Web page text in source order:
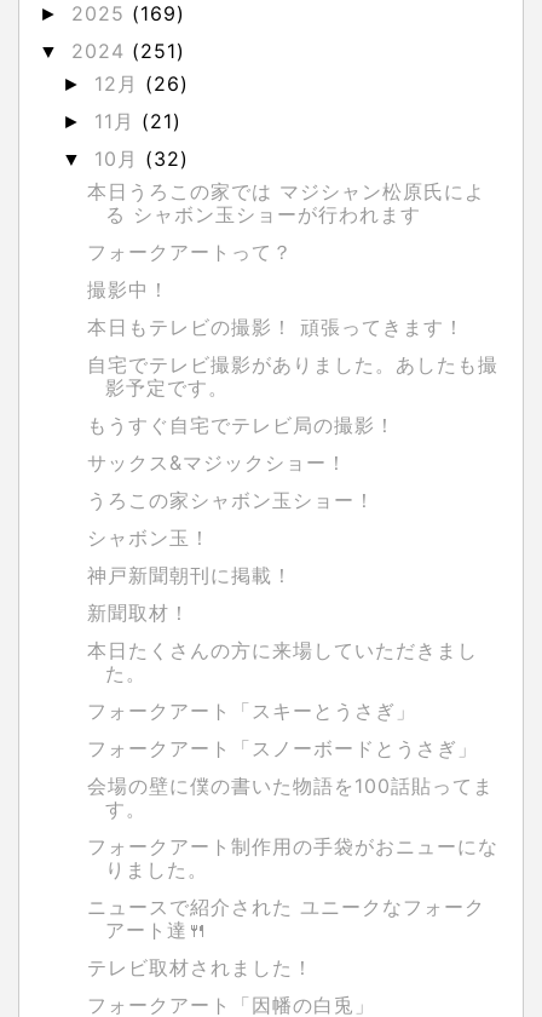
► 2025 (169)
▼ 2024 (251)
► 12月 (26)
► 11月 (21)
▼ 10月 (32)
本日うろこの家では マジシャン松原氏によ
る シャボン玉ショーが行われます
フォークアートって？
撮影中！
本日もテレビの撮影！ 頑張ってきます！
自宅でテレビ撮影がありました。あしたも撮
影予定です。
もうすぐ自宅でテレビ局の撮影！
サックス&マジックショー！
うろこの家シャボン玉ショー！
シャボン玉！
神戸新聞朝刊に掲載！
新聞取材！
本日たくさんの方に来場していただきまし
た。
フォークアート「スキーとうさぎ」
フォークアート「スノーボードとうさぎ」
会場の壁に僕の書いた物語を100話貼ってま
す。
フォークアート制作用の手袋がおニューにな
りました。
ニュースで紹介された ユニークなフォーク
アート達🍴
テレビ取材されました！
フォークアート「因幡の白兎」